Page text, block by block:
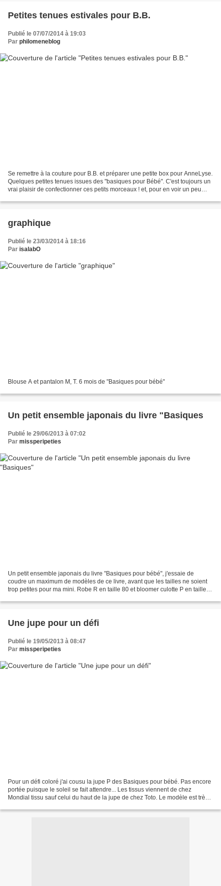
Petites tenues estivales pour B.B.
Publié le 07/07/2014 à 19:03
Par philomeneblog
Se remettre à la couture pour B.B. et préparer une petite box pour AnneLyse.
Quelques petites tenues issues des "basiques pour Bébé". C'est toujours un
vrai plaisir de confectionner ces petits morceaux ! et, pour en voir un peu
graphique
Publié le 23/03/2014 à 18:16
Par isalabO
Blouse A et pantalon M, T. 6 mois de "Basiques pour bébé"
Un petit ensemble japonais du livre "Basiques
Publié le 29/06/2013 à 07:02
Par missperipeties
Un petit ensemble japonais du livre "Basiques pour bébé", j'essaie de
coudre un maximum de modèles de ce livre, avant que les tailles ne soient
trop petites pour ma mini. Robe R en taille 80 et bloomer culotte P en taille
Une jupe pour un défi
Publié le 19/05/2013 à 08:47
Par missperipeties
Pour un défi coloré j'ai cousu la jupe P des Basiques pour bébé. Pas encore
portée puisque le soleil se fait attendre... Les tissus viennent de chez
Mondial tissu sauf celui du haut de la jupe de chez Toto. Le modèle est très